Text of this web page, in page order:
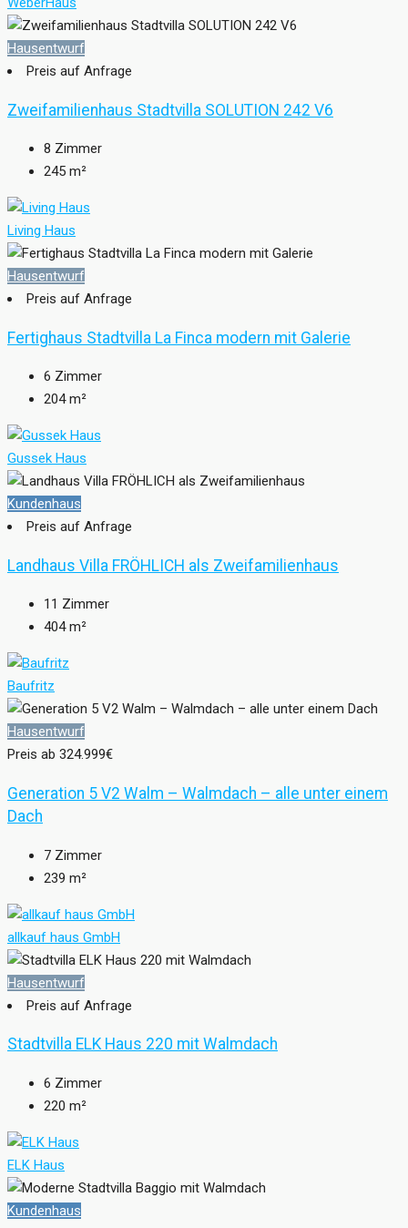
Hausentwurf
Preis auf Anfrage
Zweifamilienhaus Stadtvilla SOLUTION 242 V6
8 Zimmer
245 m²
Living Haus
Hausentwurf
Preis auf Anfrage
Fertighaus Stadtvilla La Finca modern mit Galerie
6 Zimmer
204 m²
Gussek Haus
Kundenhaus
Preis auf Anfrage
Landhaus Villa FRÖHLICH als Zweifamilienhaus
11 Zimmer
404 m²
Baufritz
Hausentwurf
Preis ab 324.999€
Generation 5 V2 Walm – Walmdach – alle unter einem
Dach
7 Zimmer
239 m²
allkauf haus GmbH
Hausentwurf
Preis auf Anfrage
Stadtvilla ELK Haus 220 mit Walmdach
6 Zimmer
220 m²
ELK Haus
Kundenhaus